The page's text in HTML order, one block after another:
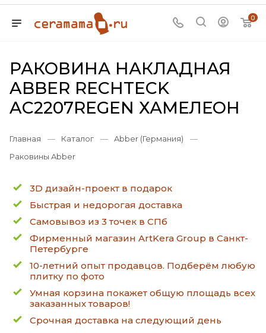
0
РАКОВИНА НАКЛАДНАЯ
ABBER RECHTECK
AC2207REGEN ХАМЕЛЕОН
Главная — Каталог — Abber (Германия)
—
Раковины Abber
3D дизайн-проект в подарок
Быстрая и недорогая доставка
Самовывоз из 3 точек в СПб
Фирменный магазин ArtKera Group в Санкт-
Петербурге
10-летний опыт продавцов. Подберём любую
плитку по фото
Умная корзина покажет общую площадь всех
заказанных товаров!
Срочная доставка на следующий день